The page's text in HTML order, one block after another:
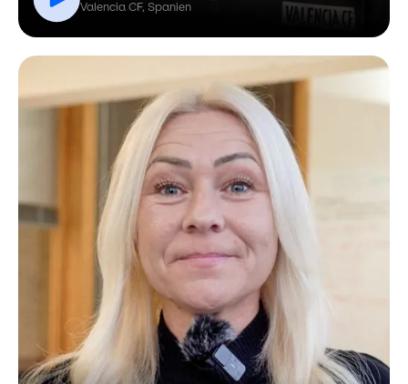
Valencia CF, Spanien